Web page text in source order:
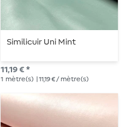
Similicuir Uni Mint
11,19 € *
1 mètre(s) | 11,19 € / mètre(s)